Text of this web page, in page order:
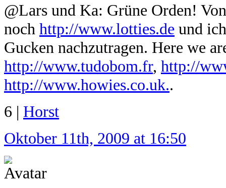
@Lars und Ka: Grüne Orden!
noch http://www.lotties.de und
Gucken nachzutragen. Here we
http://www.tudobom.fr, http://
http://www.howies.co.uk..
6 | Horst
Oktober 11th, 2009 at 16:50